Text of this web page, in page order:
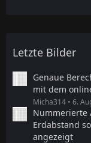
Letzte Bilder
Genaue
mit dem
Micha314 6.
Nummerierte
Erdabstand
angezeigt